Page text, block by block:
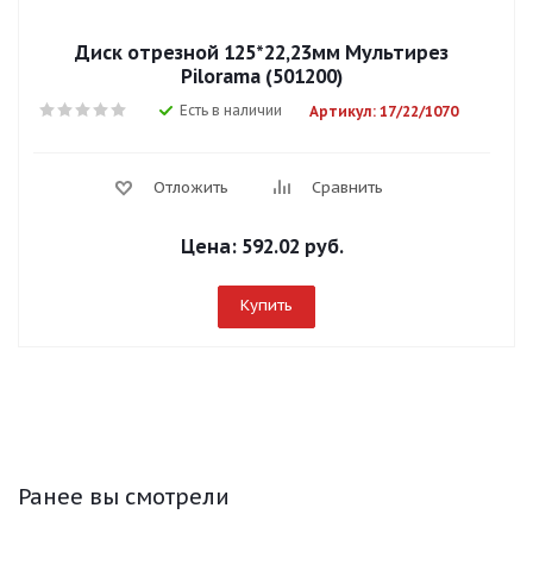
Диск отрезной 125*22,23мм Мультирез
Pilorama (501200)
Есть в наличии Артикул: 17/22/1070
Отложить Сравнить
Цена: 592.02 руб.
Купить
Ранее вы смотрели